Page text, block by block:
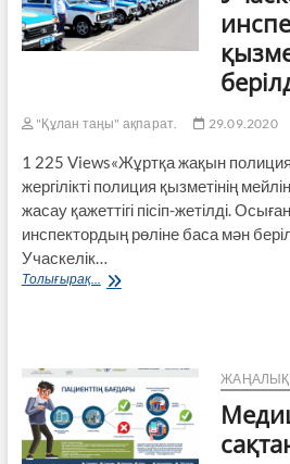
"Құлан таңы" ақпарат. 29.09.2020
1 225 Views«Жұртқа жақын
жергілікті полиция қызметінің
жасау қажеттігі пісіп-жетілді.
инспектордың рөліне баса мән
Учаскелік…
Толығырақ...
Учаскелік